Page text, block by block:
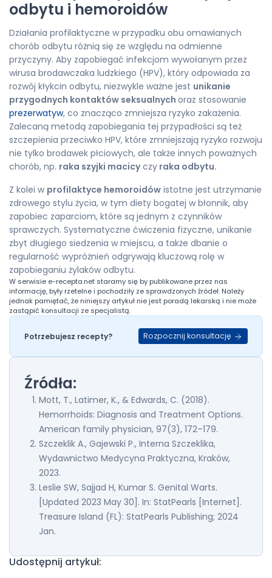
odbytu i hemoroidów
Działania profilaktyczne w przypadku obu omawianych
chorób odbytu różnią się ze względu na odmienne
przyczyny. Aby zapobiegać infekcjom wywołanym przez
wirusa brodawczaka ludzkiego (HPV), który odpowiada za
rozwój kłykcin odbytu, niezwykle ważne jest unikanie
przygodnych kontaktów seksualnych oraz stosowanie
prezerwatyw, co znacząco zmniejsza ryzyko zakażenia.
Zalecaną metodą zapobiegania tej przypadłości są też
szczepienia przeciwko HPV, które zmniejszają ryzyko rozwoju
nie tylko brodawek płciowych, ale także innych poważnych
chorób, np. raka szyjki macicyczy raka odbytu.
Z kolei w profilaktyce hemoroidów istotne jest utrzymanie
zdrowego stylu życia, w tym diety bogatej w błonnik, aby
zapobiec zaparciom, które są jednym z czynników
sprawczych. Systematyczne ćwiczenia fizyczne, unikanie
zbyt długiego siedzenia w miejscu, a także dbanie o
regularność wypróżnień odgrywają kluczową rolę w
zapobieganiu żylaków odbytu.
W serwisie e-recepta.net staramy się by publikowane przez nas
informację, były rzetelne i pochodziły ze sprawdzonych źródeł. Należy
jednak pamiętać, że niniejszy artykuł nie jest poradą lekarską i nie może
zastąpić konsultacji ze specjalistą.
Potrzebujesz recepty? Rozpocznij konsultację
Źródła:
Mott, T., Latimer, K., & Edwards, C. (2018).
Hemorrhoids: Diagnosis and Treatment Options.
American family physician, 97(3), 172–179.
Szczeklik A., Gajewski P., Interna Szczeklika,
Wydawnictwo Medycyna Praktyczna, Kraków,
2023.
Leslie SW, Sajjad H, Kumar S. Genital Warts.
[Updated 2023 May 30]. In: StatPearls [Internet].
Treasure Island (FL): StatPearls Publishing; 2024
Jan.
Udostępnij artykuł: